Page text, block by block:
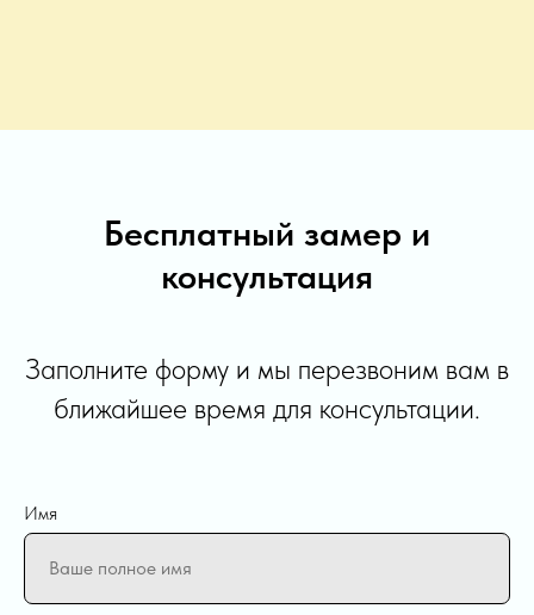
Бесплатный замер и
консультация
Заполните форму и мы перезвоним вам в
ближайшее время для консультации.
Имя